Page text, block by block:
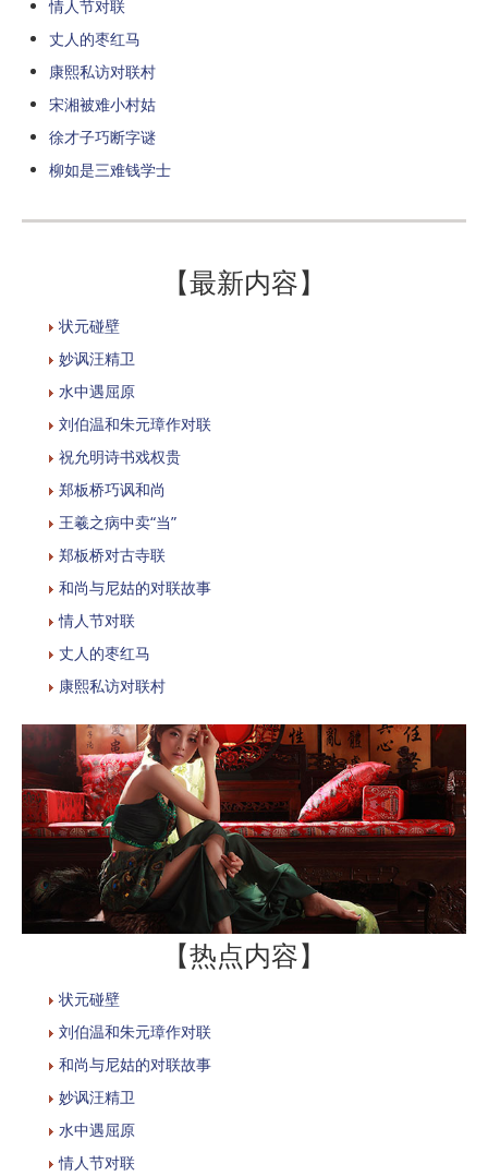
情人节对联
丈人的枣红马
康熙私访对联村
宋湘被难小村姑
徐才子巧断字谜
柳如是三难钱学士
【最新内容】
状元碰壁
妙讽汪精卫
水中遇屈原
刘伯温和朱元璋作对联
祝允明诗书戏权贵
郑板桥巧讽和尚
王羲之病中卖“当”
郑板桥对古寺联
和尚与尼姑的对联故事
情人节对联
丈人的枣红马
康熙私访对联村
【热点内容】
状元碰壁
刘伯温和朱元璋作对联
和尚与尼姑的对联故事
妙讽汪精卫
水中遇屈原
情人节对联